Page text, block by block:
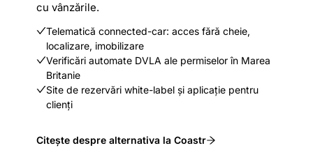
cu vânzările.
Telematică connected-car: acces fără cheie,
localizare, imobilizare
Verificări automate DVLA ale permiselor în Marea
Britanie
Site de rezervări white-label și aplicație pentru
clienți
Citește despre alternativa la Coastr